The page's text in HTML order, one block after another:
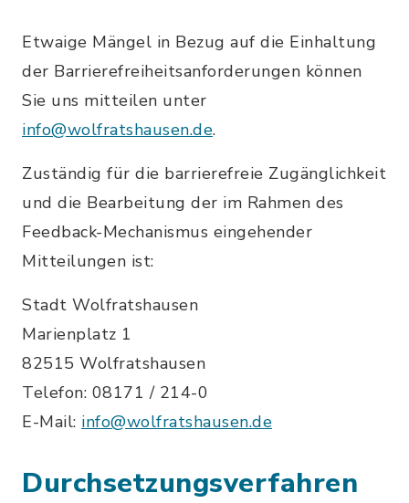
Etwaige Mängel in Bezug auf die Einhaltung
der Barrierefreiheitsanforderungen können
Sie uns mitteilen unter
info@wolfratshausen.de.
Zuständig für die barrierefreie Zugänglichkeit
und die Bearbeitung der im Rahmen des
Feedback-Mechanismus eingehender
Mitteilungen ist:
Stadt Wolfratshausen
Marienplatz 1
82515 Wolfratshausen
Telefon: 08171 / 214-0
E-Mail: info@wolfratshausen.de
Durchsetzungsverfahren